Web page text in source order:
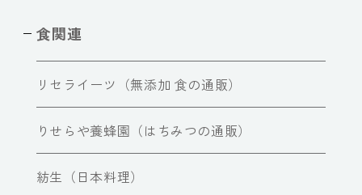
食関連
リセライーツ（無添加 食の通販）
りせらや養蜂園（はちみつの通販）
紡生（日本料理）